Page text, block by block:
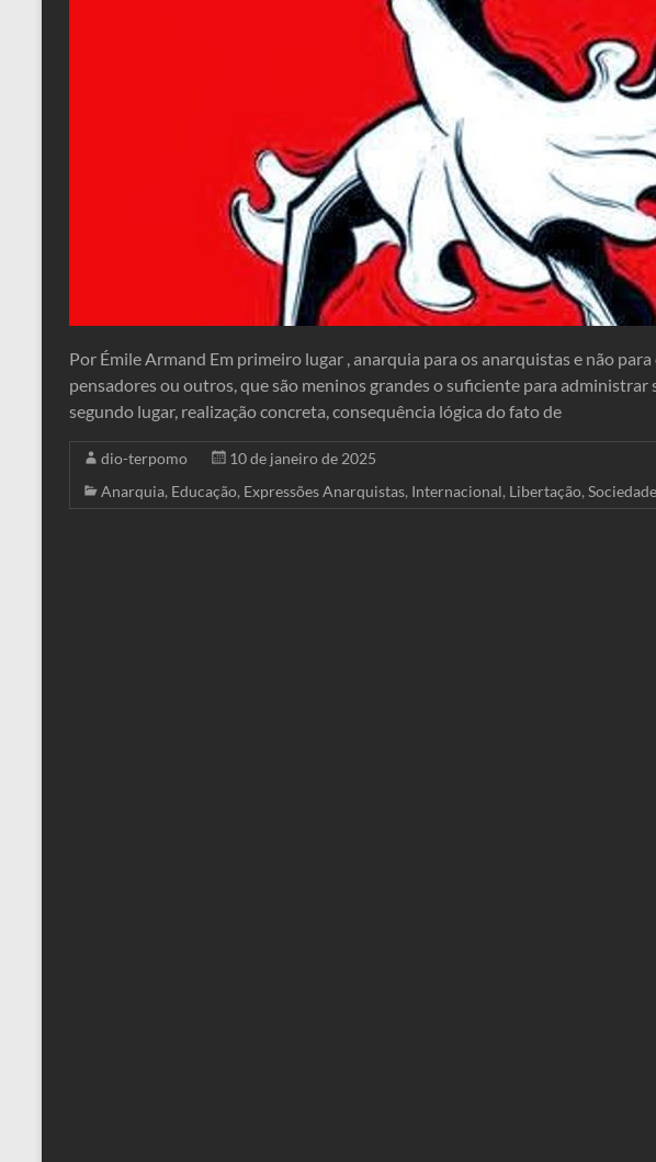
Por Émile Armand Em primeiro lugar , anarquia para os anarquistas e não
pensadores ou outros, que são meninos grandes o suficiente para administrar
segundo lugar, realização concreta, consequência lógica do fato de
dio-terpomo
10 de janeiro de 2025
Anarquia, Educação, Expressões Anarquistas, Internacional, Libertação, Sociedade